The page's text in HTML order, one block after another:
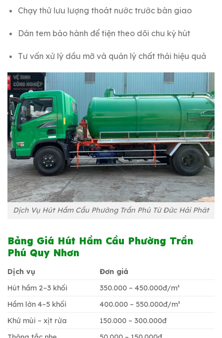
Chạy thử lưu lượng thoát nước trước bàn giao
Dán tem bảo hành để tiện theo dõi chu kỳ hút
Tư vấn xử lý dầu mỡ và quản lý chất thải hiệu quả
Dịch Vụ Hút Hầm Cầu Phường Trần Phú Từ Đức Hải Phát
Bảng Giá Hút Hầm Cầu Phường Trần
Phú Quy Nhơn
Dịch vụ
Đơn giá
Hút hầm 2–3 khối
350.000 – 450.000đ/m³
Hầm lớn 4–5 khối
400.000 – 550.000đ/m³
Khử mùi – xịt rửa
150.000 – 300.000đ